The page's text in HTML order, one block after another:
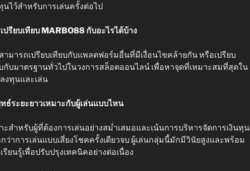
นไว้สำหรับการเล่นครั้งต่อไป
ปรียบเทียบ MARBO88 กับอะไรได้บ้าง
มารถเปรียบเทียบกับแพลตฟอร์มอื่นที่มีเงื่อนไขคล้ายกัน หรือเปรียบ
กับมาตรฐานทั่วไปในวงการสล็อตออนไลน์ เพื่อหาจุดที่เหมาะสมที่สุดใน
งทุนและเล่น
ธ์ระยะยาวเหมาะกับผู้เล่นแบบไหน
ะสำหรับผู้ที่ต้องการเล่นอย่างสม่ำเสมอและเน้นการบริหารจัดการเงินทุน
ว่าการเล่นแบบเสี่ยงโชคครั้งเดียวจบ ผู้เล่นกลุ่มนี้มักมีวินัยสูงและพร้อม
รียนรู้เพื่อปรับปรุงเทคนิคอย่างต่อเนื่อง